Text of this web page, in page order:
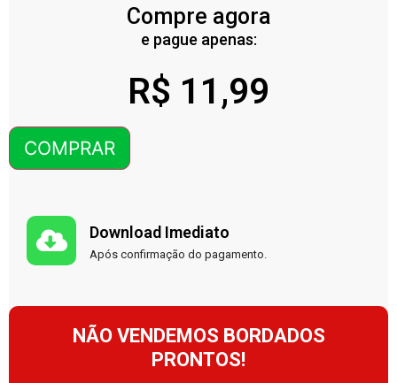
Compre agora
e pague apenas:
R$ 11,99
COMPRAR
Download Imediato
Após confirmação do pagamento.
NÃO VENDEMOS BORDADOS
PRONTOS!